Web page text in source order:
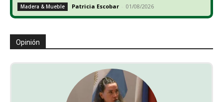
Madera & Mueble Patricia Escobar - 01/08/2026
Opinión